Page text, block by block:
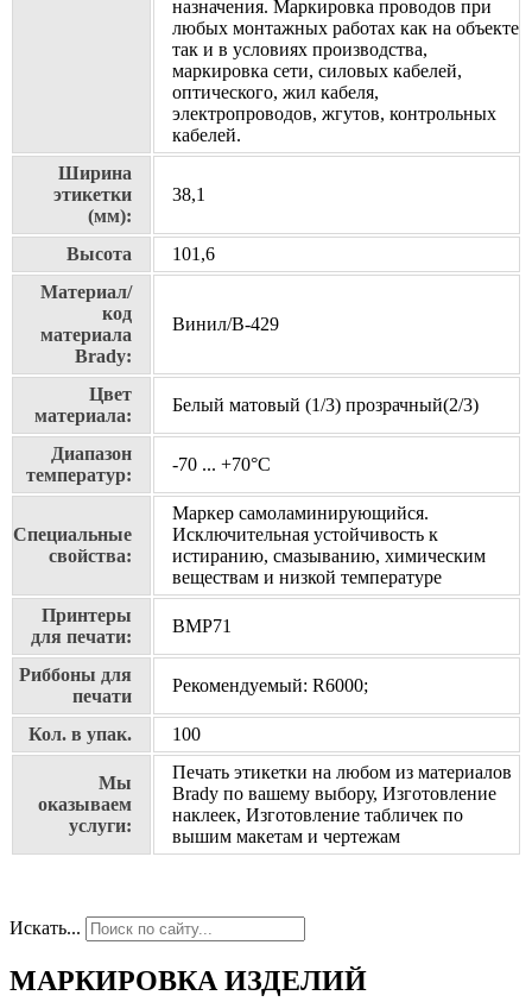
назначения. Маркировка проводов при
любых монтажных работах как на объекте
так и в условиях производства,
маркировка сети, силовых кабелей,
оптического, жил кабеля,
электропроводов, жгутов, контрольных
кабелей.
Ширина
этикетки
(мм):
38,1
Высота
101,6
Материал/
код
материала
Brady:
Винил/В-429
Цвет
материала:
Белый матовый (1/3) прозрачный(2/3)
Диапазон
температур:
-70 ... +70°С
Специальные
свойства:
Маркер самоламинирующийся.
Исключительная устойчивость к
истиранию, смазыванию, химическим
веществам и низкой температуре
Принтеры
для печати:
BMP71
Риббоны для
печати
Рекомендуемый: R6000;
Кол. в упак. 100
Мы
оказываем
услуги:
Печать этикетки на любом из материалов
Brady по вашему выбору, Изготовление
наклеек, Изготовление табличек по
вышим макетам и чертежам
Искать...
МАРКИРОВКА ИЗДЕЛИЙ